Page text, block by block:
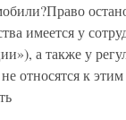
имеется у
а также у
к этим